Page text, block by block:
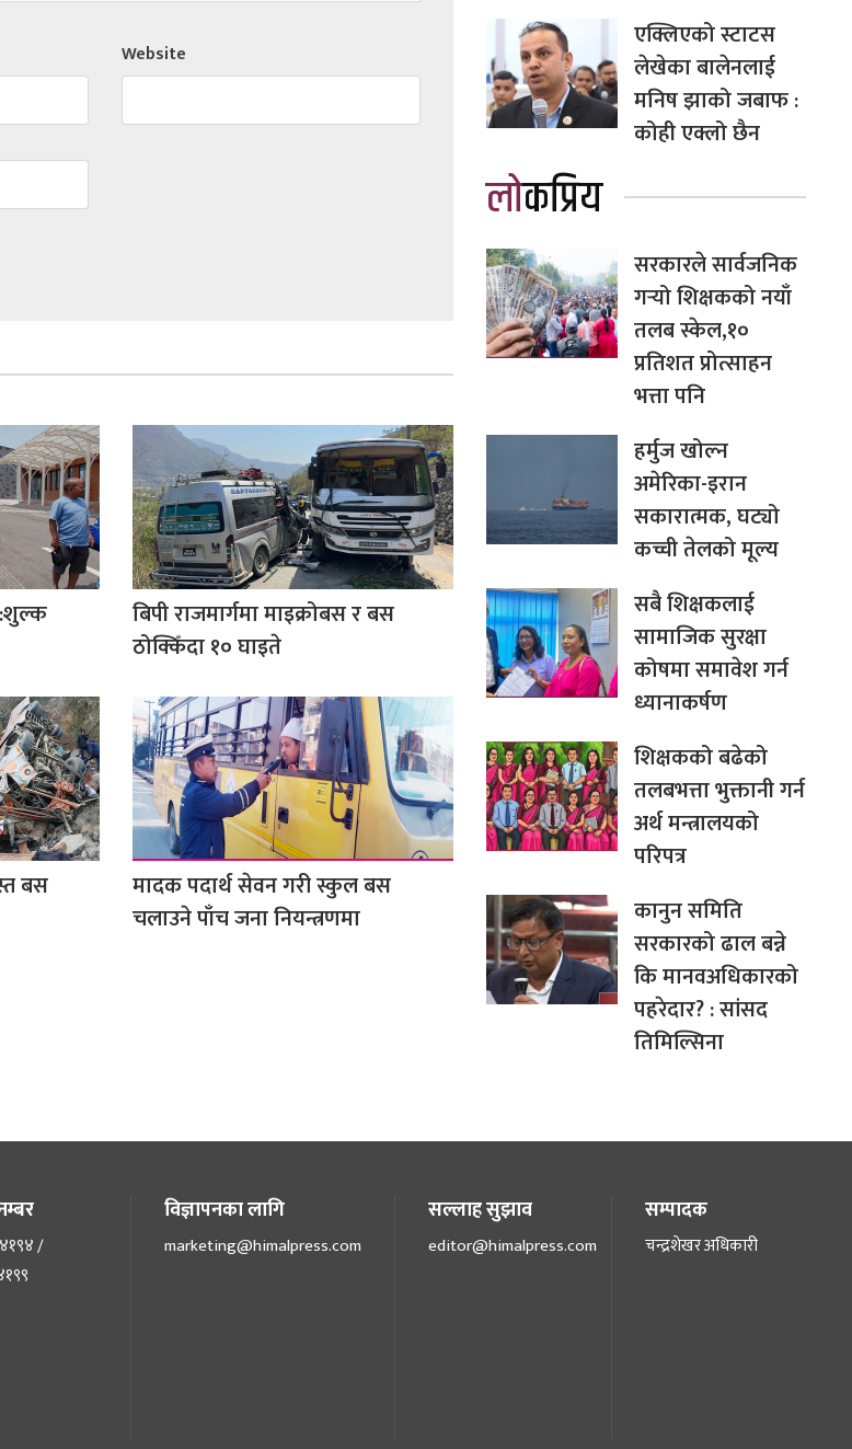
Website
बिपी राजमार्गमा माइक्रोबस र बस
ठोक्किँदा १० घाइते
बस
मादक पदार्थ सेवन गरी स्कुल बस
चलाउने पाँच जना नियन्त्रणमा
एक्लिएको स्टाटस
लेखेका बालेनलाई
मनिष झाको जबाफ :
कोही एक्लो छैन
लोकप्रिय
सरकारले सार्वजनिक
गर्‍यो शिक्षकको नयाँ
तलब स्केल,१०
प्रतिशत प्रोत्साहन
भत्ता पनि
हर्मुज खोल्न
अमेरिका-इरान
सकारात्मक, घट्यो
कच्ची तेलको मूल्य
सबै शिक्षकलाई
सामाजिक सुरक्षा
कोषमा समावेश गर्न
ध्यानाकर्षण
शिक्षकको बढेको
तलबभत्ता भुक्तानी गर्न
अर्थ मन्त्रालयको
परिपत्र
कानुन समिति
सरकारको ढाल बन्ने
कि मानवअधिकारको
पहरेदार? : सांसद
तिमिल्सिना
/
विज्ञापनका लागि
marketing@himalpress.com
सल्लाह सुझाव
editor@himalpress.com
सम्पादक
चन्द्रशेखर अधिकारी